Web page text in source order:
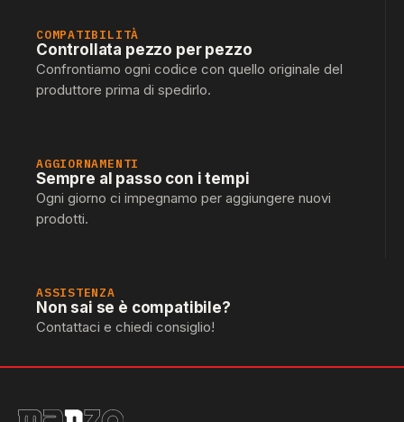
COMPATIBILITÀ
Controllata pezzo per pezzo
Confrontiamo ogni codice con quello originale del
produttore prima di spedirlo.
AGGIORNAMENTI
Sempre al passo con i tempi
Ogni giorno ci impegnamo per aggiungere nuovi
prodotti.
ASSISTENZA
Non sai se è compatibile?
Contattaci e chiedi consiglio!